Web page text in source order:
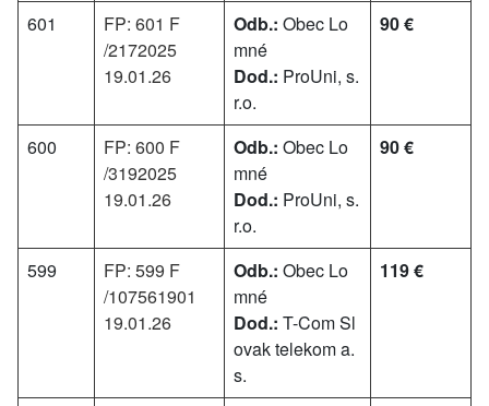
601
FP: 601 F
/2172025
19.01.26
Odb.: Obec Lo
mné
Dod.: ProUni, s.
r.o.
90 €
600
FP: 600 F
/3192025
19.01.26
Odb.: Obec Lo
mné
Dod.: ProUni, s.
r.o.
90 €
599
FP: 599 F
/107561901
19.01.26
Odb.: Obec Lo
mné
Dod.: T-Com Sl
ovak telekom a.
s.
119 €